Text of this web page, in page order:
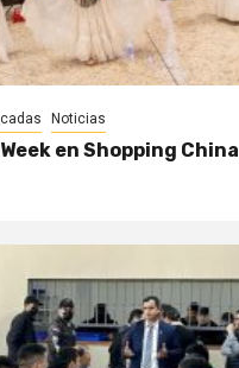
Noticias
en Shopping China